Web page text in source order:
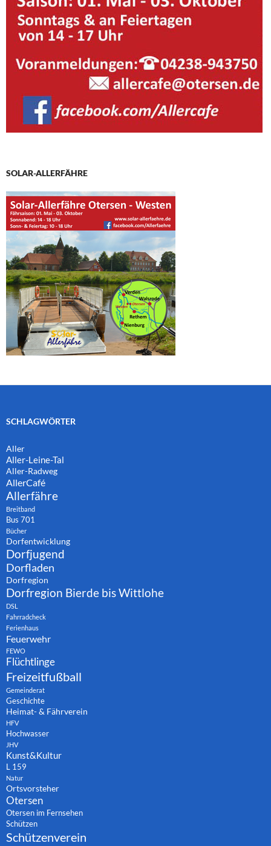
SOLAR-ALLERFÄHRE
SCHLAGWÖRTER
Aller
Aller-Leine-Tal
Aller-Radweg
AllerCafé
Allerfähre
Breitband
Bus 701
Bücher
Dorfentwicklung
Dorfjugend
Dorfladen
Dorfregion
Dorfregion Bierde bis Wittlohe
DSL
Fahrradcheck
Ferienhaus
Feuerwehr
FEWO
Flüchtlinge
Freizeitfußball
Gemeinderat
Geschichte
Heimat- & Fährverein
HFV
Hochwasser
JHV
Kunst&Kultur
L 159
Natur
Ortsvorsteher
Otersen
Otersen im Fernsehen
Schützen
Schützenverein